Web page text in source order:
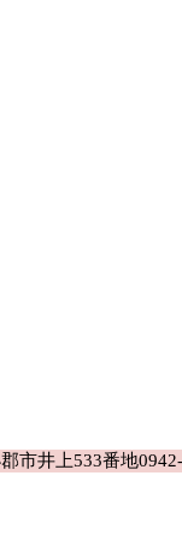
市井上533番地